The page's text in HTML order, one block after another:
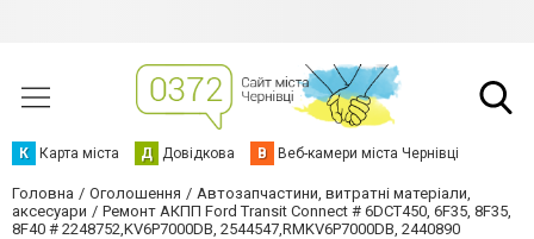
К Карта міста Д Довідкова В Веб-камери міста Чернівці
Головна Оголошення
Автозапчастини, витратні матеріали,
аксесуари
Ремонт АКПП Ford Transit Connect # 6DCT450, 6F35, 8F35,
8F40 # 2248752,KV6P7000DB, 2544547,RMKV6P7000DB, 2440890